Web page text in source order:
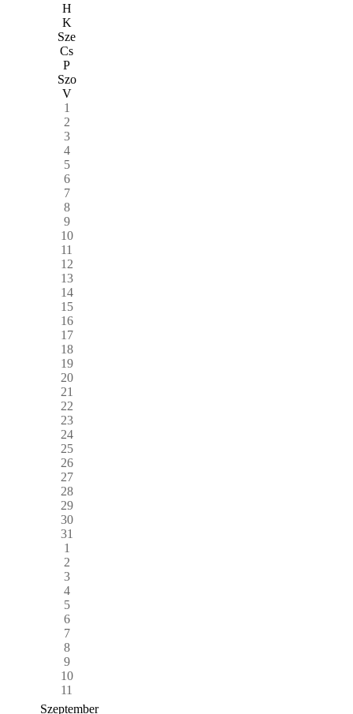
H
K
Sze
Cs
P
Szo
V
1
2
3
4
5
6
7
8
9
10
11
12
13
14
15
16
17
18
19
20
21
22
23
24
25
26
27
28
29
30
31
1
2
3
4
5
6
7
8
9
10
11
Szeptember